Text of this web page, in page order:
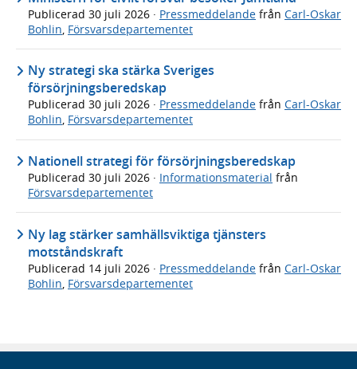
Publicerad 30 juli 2026 · Pressmeddelande från Carl-Oskar
Bohlin Försvarsdepartementet
Ny strategi ska stärka Sveriges
försörjningsberedskap
Publicerad 30 juli 2026 · Pressmeddelande från Carl-Oskar
Bohlin, Försvarsdepartementet
Nationell strategi för försörjningsberedskap
Publicerad 30 juli 2026 · Informationsmaterial från
Försvarsdepartementet
Ny lag stärker samhällsviktiga tjänsters
motståndskraft
Publicerad 14 juli 2026 · Pressmeddelande från Carl-Oskar
Bohlin Försvarsdepartementet